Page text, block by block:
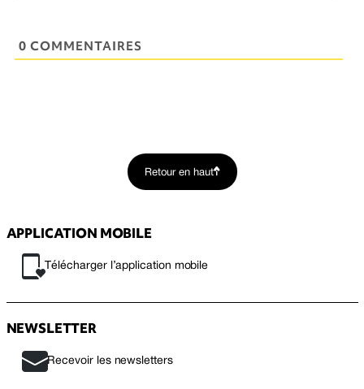
0 COMMENTAIRES
Retour en haut
APPLICATION MOBILE
Télécharger l’application mobile
NEWSLETTER
Recevoir les newsletters